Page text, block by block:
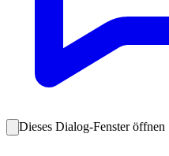
Dieses Dialog-Fenster öffnen